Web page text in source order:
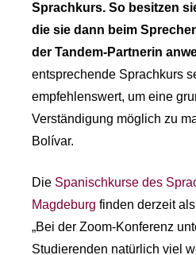
Sprachkurs. So besitzen
die sie dann beim
der Tandem-Partnerin
entsprechende Sprachkurs
empfehlenswert, um eine
Verständigung möglich zu
Bolívar.
Die Spanischkurse des
Magdeburg finden derzeit
„Bei der Zoom-Konferenz
Studierenden natürlich viel